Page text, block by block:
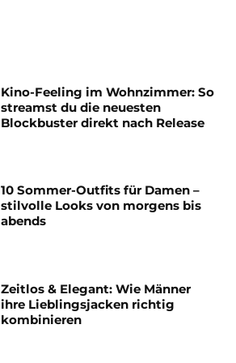
Kino-Feeling im Wohnzimmer: So
streamst du die neuesten
Blockbuster direkt nach Release
10 Sommer-Outfits für Damen –
stilvolle Looks von morgens bis
abends
Zeitlos & Elegant: Wie Männer
ihre Lieblingsjacken richtig
kombinieren